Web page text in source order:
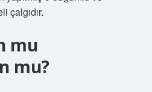
çalgıdır.
mu
mu?